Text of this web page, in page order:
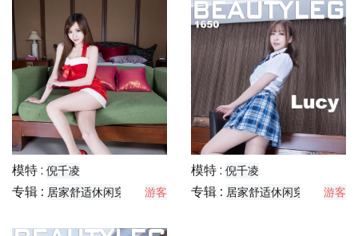
模特 : 倪千凌
专辑 : 居家舒适休闲穿搭分享
游客
模特 : 倪千凌
专辑 : 居家舒适休闲穿搭分享
游客